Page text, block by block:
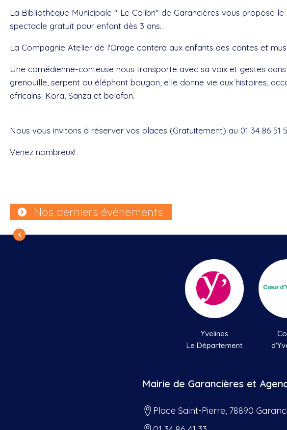
La Bibliothèque Municipale " Le Colibri" de Garancières vous propose
spectacle gratuit pour enfant dès 3 ans.
La Compagnie Atelier de l'Orage contera aux enfants des contes et
Une comédienne-conteuse nous transporte avec sa voix et gestes
grenouille, serpent ou éléphant bougon, elle donne vie aux histoires,
africains: Kora, Sanza et balafon.
Nous vous invitons à réserver vos places (Gratuitement) au 01 34 86
Venez nombreux!
Nos derniers évènements
Yvelines
Le Département
Mairie de Garancières et
Place Saint-Pierre, 78890